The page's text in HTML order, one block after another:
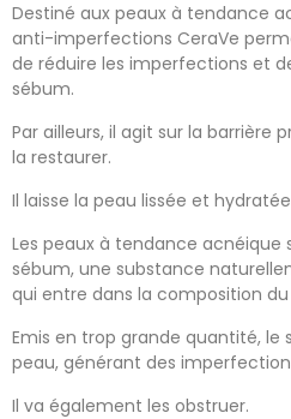
Destiné aux peaux à tendance
anti-imperfections CeraVe
de réduire les imperfections et
sébum.
Par ailleurs, il agit sur la barrière
la restaurer.
Il laisse la peau lissée et
Les peaux à tendance
sébum, une substance
qui entre dans la composition
Emis en trop grande quantité, le
peau, générant des
Il va également les obstruer.